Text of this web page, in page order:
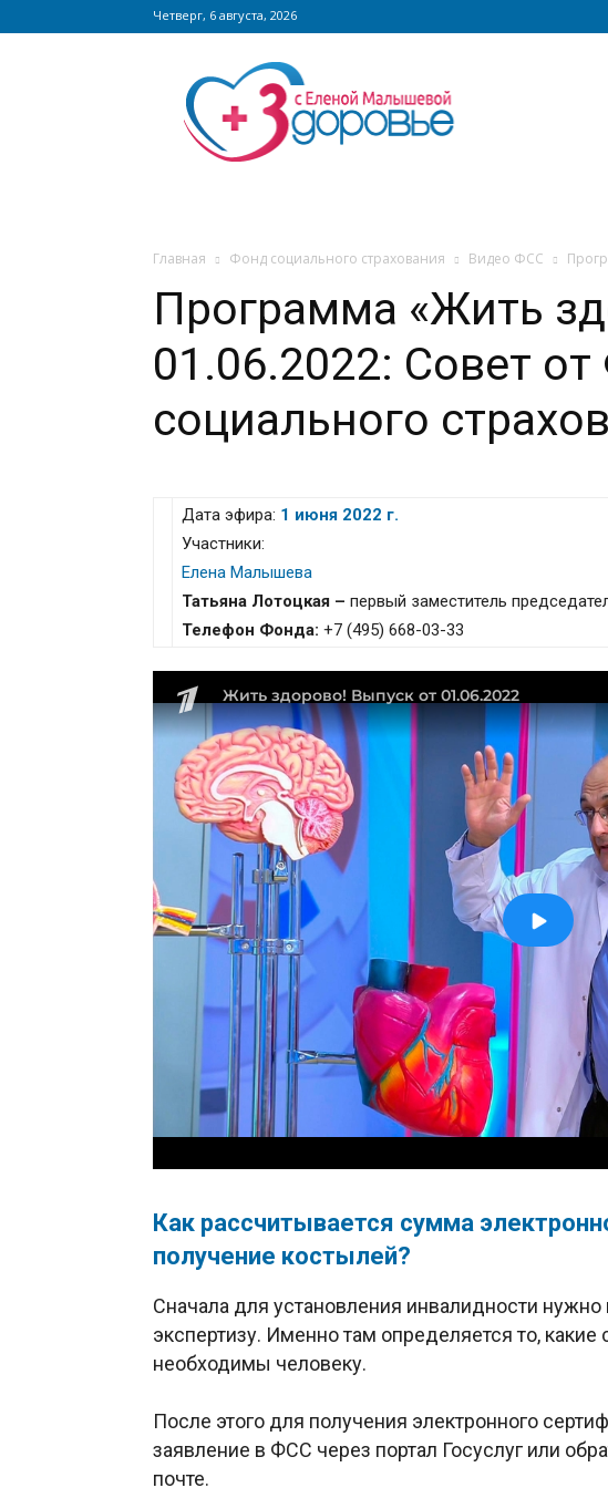
Четверг, 6 августа, 2026
Сайт
zdorovieinfo.ru
крупнейший
медицинский
Главная Фонд социального страхования Видео ФСС
Программа «Жить
01.06.2022: Совет
социального
Дата эфира: 1 июня 2022 г.
Участники:
Елена Малышева
Татьяна Лотоцкая – первый заместитель
Телефон Фонда: +7 (495) 668-03-33
Как рассчитывается сумма
получение костылей?
Сначала для установления инвалидности
экспертизу. Именно там определяется то, какие
необходимы человеку.
После этого для получения электронного
заявление в ФСС через портал Госуслуг или
почте.